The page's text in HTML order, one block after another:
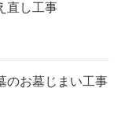
直し工事
のお墓じまい工事